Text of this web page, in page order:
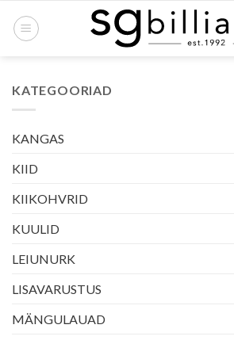
KATEGOORIAD
KANGAS
KIID
KIIKOHVRID
KUULID
LEIUNURK
LISAVARUSTUS
MÄNGULAUAD